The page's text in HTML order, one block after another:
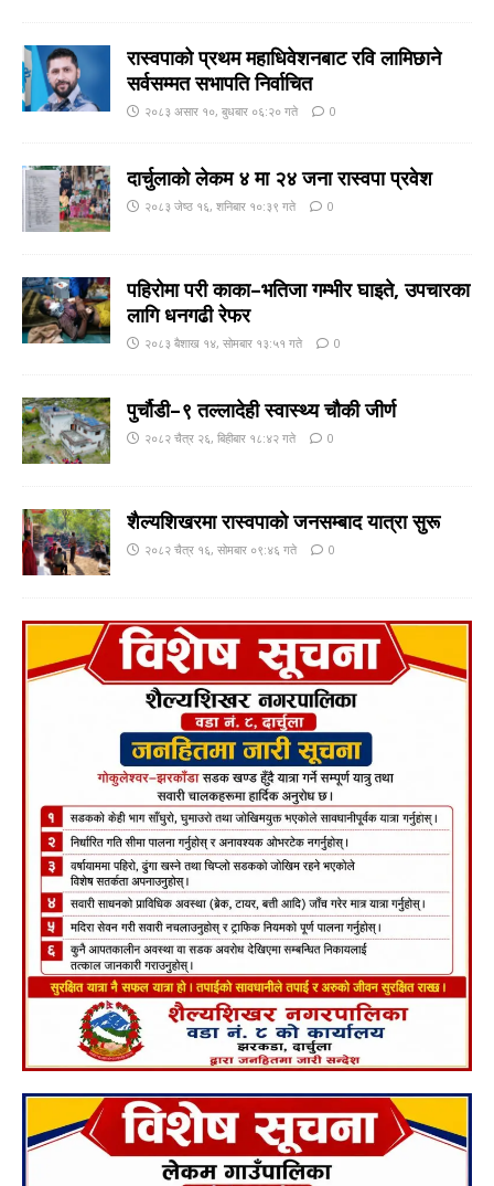
रास्वपाको प्रथम महाधिवेशनबाट रवि लामिछाने
सर्वसम्मत सभापति निर्वाचित
२०८३ असार १०, बुधबार ०६:२० गते 0
दार्चुलाको लेकम ४ मा २४ जना रास्वपा प्रवेश
२०८३ जेष्ठ १६, शनिबार १०:३९ गते 0
पहिरोमा परी काका–भतिजा गम्भीर घाइते, उपचारका
लागि धनगढी रेफर
२०८३ बैशाख १४, सोमबार १३:५१ गते 0
पुर्चौडी–९ तल्लादेही स्वास्थ्य चौकी जीर्ण
२०८२ चैत्र २६, बिहीबार १८:४२ गते 0
शैल्यशिखरमा रास्वपाकाे जनसम्बाद यात्रा सुरू
२०८२ चैत्र १६, सोमबार ०९:४६ गते 0